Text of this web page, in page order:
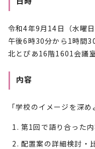
令和4年9月14日（水曜日
午後6時30分から1時間
北とぴあ16階1601会議
内容
「学校のイメージを深め
第1回で語り合った
配置案の詳細検討・